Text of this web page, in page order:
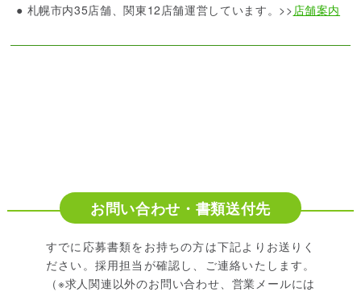
● 札幌市内35店舗、関東12店舗運営しています。>> 店舗案内
お問い合わせ・書類送付先
すでに応募書類をお持ちの方は下記よりお送りく
ださい。採用担当が確認し、ご連絡いたします。
（※求人関連以外のお問い合わせ、営業メールには